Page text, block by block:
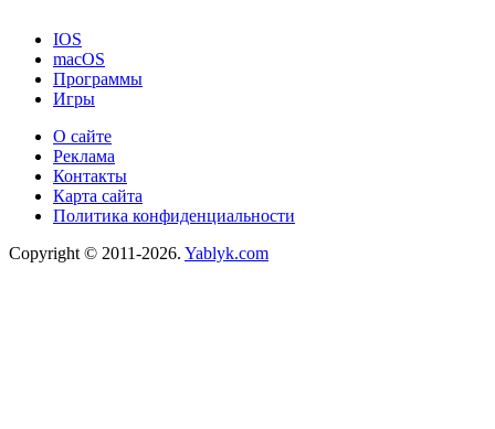
IOS
macOS
Программы
Игры
О сайте
Реклама
Контакты
Карта сайта
Политика конфиденциальности
Copyright © 2011-2026. Yablyk.сom